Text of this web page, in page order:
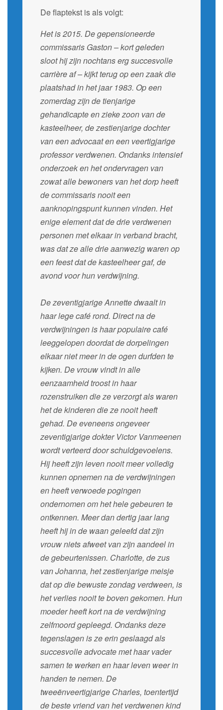
De flaptekst is als volgt:
Het is 2015. De gepensioneerde
commissaris Gaston – kort geleden
sloot hij zijn nochtans erg succesvolle
carrière af – kijkt terug op een zaak die
plaatshad in het jaar 1983. Op een
zomerdag zijn de tienjarige
gehandicapte en zieke zoon van de
kasteelheer, de zestienjarige dochter
van een advocaat en een veertigjarige
professor verdwenen. Ondanks intensief
onderzoek en het ondervragen van
zowat alle bewoners van het dorp heeft
de commissaris nooit een
aanknopingspunt kunnen vinden. Het
enige element dat de drie verdwenen
personen met elkaar in verband bracht,
was dat ze alle drie aanwezig waren op
een feest dat de kasteelheer gaf, de
avond voor hun verdwijning.
De zeventigjarige Annette dwaalt in
haar lege café rond. Direct na de
verdwijningen is haar populaire café
leeggelopen doordat de dorpelingen
elkaar niet meer in de ogen durfden te
kijken. De vrouw vindt in alle
eenzaamheid troost in haar
rozenstruiken die ze verzorgt als waren
het de kinderen die ze nooit heeft
gehad. De eveneens ongeveer
zeventigjarige dokter Victor Vanmeenen
wordt verteerd door schuldgevoelens.
Hij heeft zijn leven nooit meer volledig
kunnen opnemen na de verdwijningen
en heeft verwoede pogingen
ondernomen om het hele gebeuren te
ontkennen. Meer dan dertig jaar lang
heeft hij in de waan geleefd dat zijn
vrouw niets afweet van zijn aandeel in
de gebeurtenissen. Charlotte, de zus
van Johanna, het zestienjarige meisje
dat op die bewuste zondag verdween, is
het verlies nooit te boven gekomen. Hun
moeder heeft kort na de verdwijning
zelfmoord gepleegd. Ondanks deze
tegenslagen is ze erin geslaagd als
succesvolle advocate met haar vader
samen te werken en haar leven weer in
handen te nemen. De
tweeënveertigjarige Charles, toentertijd
de beste vriend van het verdwenen kind